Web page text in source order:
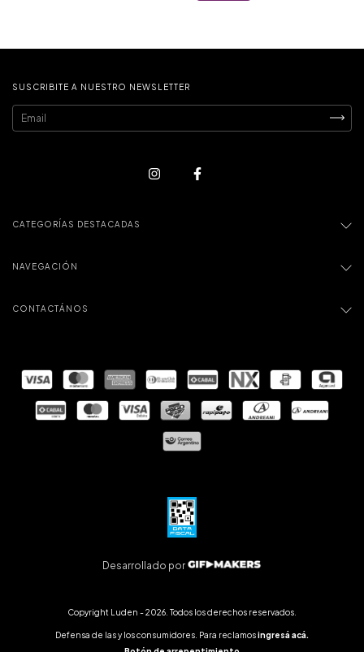
SUSCRIBITE A NUESTRO NEWSLETTER
CATEGORÍAS DESTACADAS
NAVEGACIÓN
CONTACTÁNOS
Desarrollado por
Copyright Luden - 2026. Todos los derechos reservados.
Defensa de las y los consumidores. Para reclamosingresá acá.